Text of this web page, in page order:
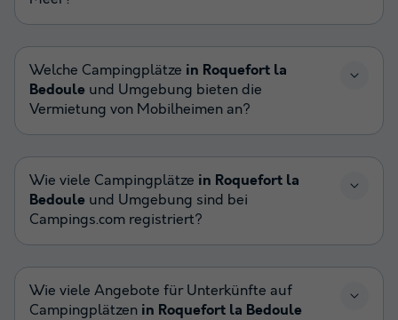
Welche Campingplätze in Roquefort la
Bedoule und Umgebung bieten die
Vermietung von Mobilheimen an?
Wie viele Campingplätze in Roquefort la
Bedoule und Umgebung sind bei
Campings.com registriert?
Wie viele Angebote für Unterkünfte auf
Campingplätzen in Roquefort la Bedoule